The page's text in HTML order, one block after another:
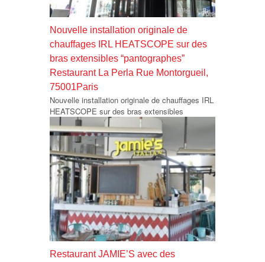
Nouvelle installation originale de
chauffages IRL HEATSCOPE sur des
bras extensibles “pantographes”
Restaurant La Perla Rue Montorgueil,
75001Paris
Nouvelle installation originale de chauffages IRL
HEATSCOPE sur des bras extensibles
Restaurant JAMIE’S avec des